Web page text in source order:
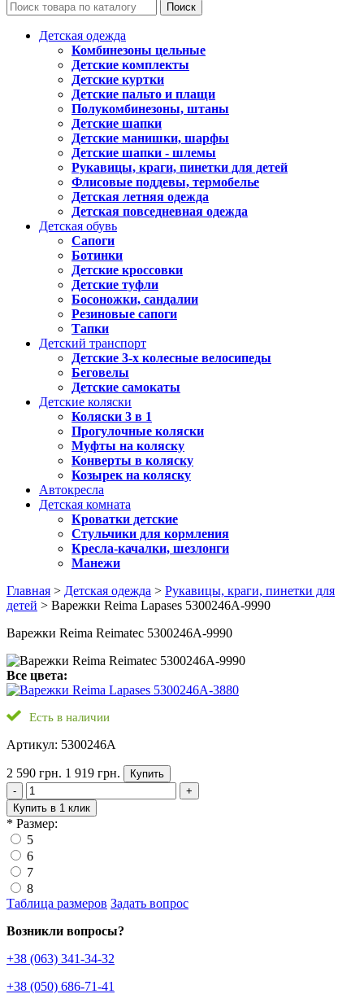
Поиск
Детская одежда
Комбинезоны цельные
Детские комплекты
Детские куртки
Детские пальто и плащи
Полукомбинезоны, штаны
Детские шапки
Детские манишки, шарфы
Детские шапки - шлемы
Рукавицы, краги, пинетки для детей
Флисовые поддевы, термобелье
Детская летняя одежда
Детская повседневная одежда
Детская обувь
Сапоги
Ботинки
Детские кроссовки
Детские туфли
Босоножки, сандалии
Резиновые сапоги
Тапки
Детский транспорт
Детские 3-х колесные велосипеды
Беговелы
Детские самокаты
Детские коляски
Коляски 3 в 1
Прогулочные коляски
Муфты на коляску
Конверты в коляску
Козырек на коляску
Автокресла
Детская комната
Кроватки детские
Стульчики для кормления
Кресла-качалки, шезлонги
Манежи
Главная > Детская одежда > Рукавицы, краги, пинетки для
детей > Варежки Reima Lapases 5300246A-9990
Варежки Reima Reimatec 5300246A-9990
Все цвета:
Есть в наличии
Артикул: 5300246A
2 590 грн. 1 919 грн.
Купить
-
+
Купить в 1 клик
* Размер:
5
6
7
8
Таблица размеров Задать вопрос
Возникли вопросы?
+38 (063) 341-34-32
+38 (050) 686-71-41